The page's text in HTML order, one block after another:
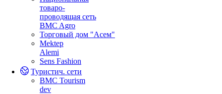
товаро-
проводящая сеть
BMC Agro
Торговый дом "Асем"
Mektep
Alemi
Sens Fashion
Туристич. сети
BMC Tourism
dev